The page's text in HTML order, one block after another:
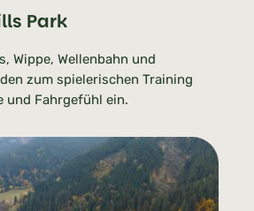
Park
Wippe, Wellenbahn und
zum spielerischen Training
und Fahrgefühl ein.